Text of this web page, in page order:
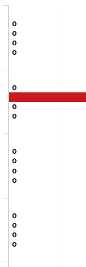
0
0
0
0
0
0
0
0
0
0
0
0
0
0
0